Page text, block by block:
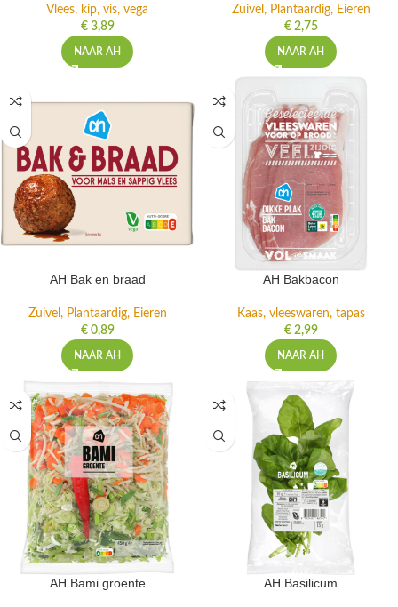
Vlees, kip, vis, vega
€3,89
NAAR AH
Zuivel, Plantaardig, Eieren
€2,75
NAAR AH
AH Bak en braad
Zuivel, Plantaardig, Eieren
€0,89
NAAR AH
AH Bakbacon
Kaas, vleeswaren, tapas
€2,99
NAAR AH
AH Bami groente AH Basilicum